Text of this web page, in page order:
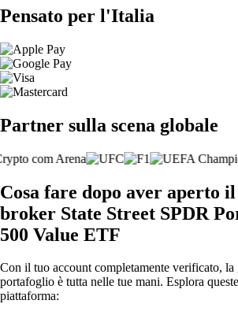
Pensato per l'Italia
Partner sulla scena globale
Cosa fare dopo aver aperto
broker State Street SPDR
500 Value ETF
Con il tuo account completamente verificato, la
portafoglio è tutta nelle tue mani. Esplora
piattaforma: